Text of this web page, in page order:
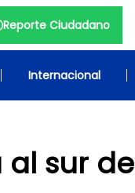
Reporte Ciudadano
Internacional
al sur de